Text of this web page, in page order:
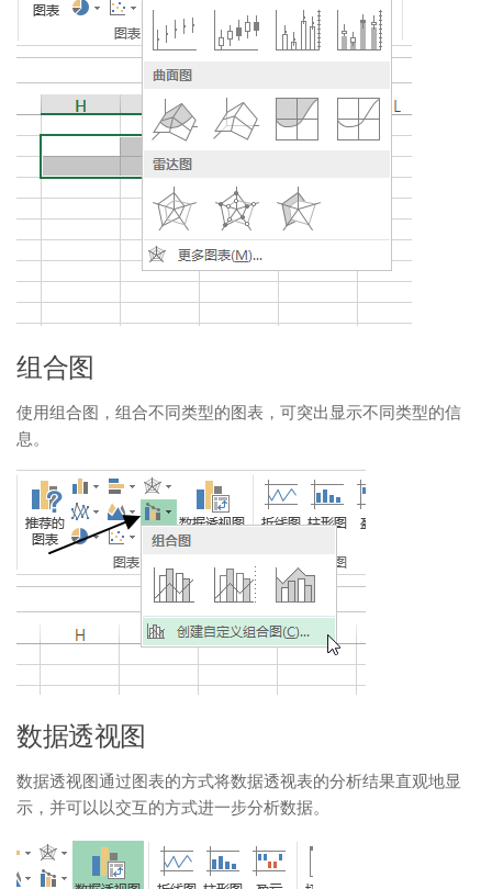
组合图
使用组合图，组合不同类型的图表，可突出显示不同类型的信
息。
数据透视图
数据透视图通过图表的方式将数据透视表的分析结果直观地显
示，并可以以交互的方式进一步分析数据。